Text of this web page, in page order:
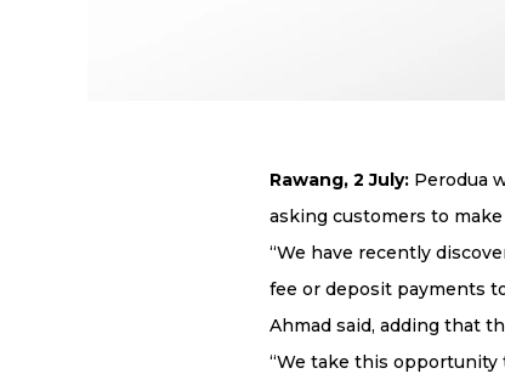
Rawang, 2 July: Perodua
asking customers to
“We have recently
fee or deposit payments
Ahmad said, adding that
“We take this opportunity